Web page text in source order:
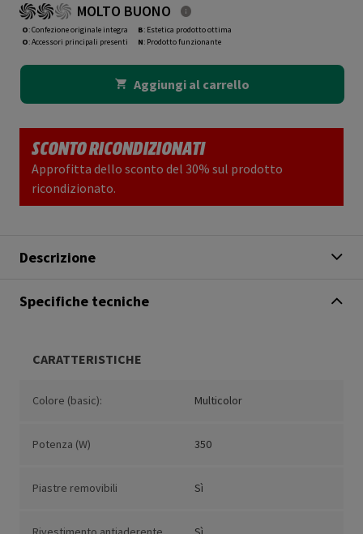
MOLTO BUONO
O: Confezione originale integra
O: Accessori principali presenti
B: Estetica prodotto ottima
N: Prodotto funzionante
Aggiungi al carrello
SCONTO RICONDIZIONATI
Approfitta dello sconto del 30% sul prodotto
ricondizionato.
Descrizione
Specifiche tecniche
CARATTERISTICHE
Colore (basic): Multicolor
Potenza (W) 350
Piastre removibili Sì